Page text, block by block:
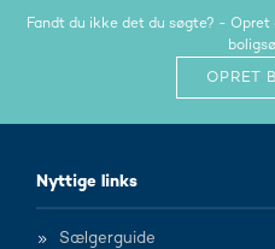
Fandt du ikke det du søgte? -
OPRET
Nyttige links
Sælgerguide